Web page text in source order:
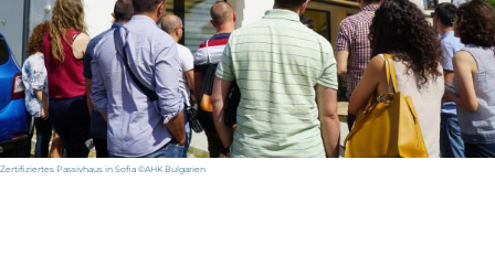
Zertifiziertes Passivhaus in Sofia ©AHK Bulgarien